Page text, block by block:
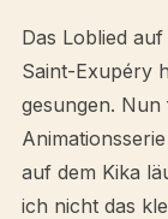
Das Loblied
Saint-Exupéry
gesungen.
auf dem Kika
ich nicht das